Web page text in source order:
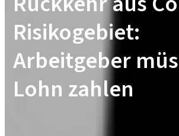
Risikogebiet:
Arbeitgeber
Lohn zahlen